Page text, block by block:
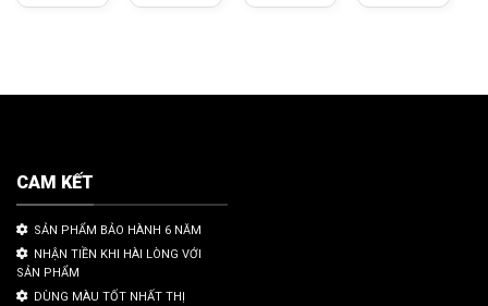
CAM KẾT
SẢN PHẨM BẢO HÀNH 6 NĂM
NHẬN TIỀN KHI HÀI LÒNG VỚI
SẢN PHẨM
DÙNG MÀU TỐT NHẤT THỊ